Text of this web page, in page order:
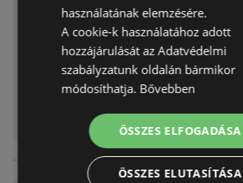
Akciós újság
Lejárat dátuma:
használatának elemzésére.
A cookie-k használatához adott
hozzájárulását az Adatvédelmi
szabályzatunk oldalán bármikor
módosíthatja. Bővebben
ÖSSZES ELFOGADÁSA
ÖSSZES ELUTASÍTÁSA